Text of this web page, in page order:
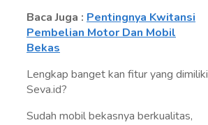
Baca Juga : Pentingnya Kwitansi
Pembelian Motor Dan Mobil
Bekas
Lengkap banget kan fitur yang dimiliki
Seva.id?
Sudah mobil bekasnya berkualitas,